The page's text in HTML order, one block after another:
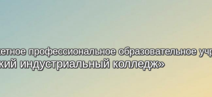
профессиональное образовательное
индустриальный колледж»